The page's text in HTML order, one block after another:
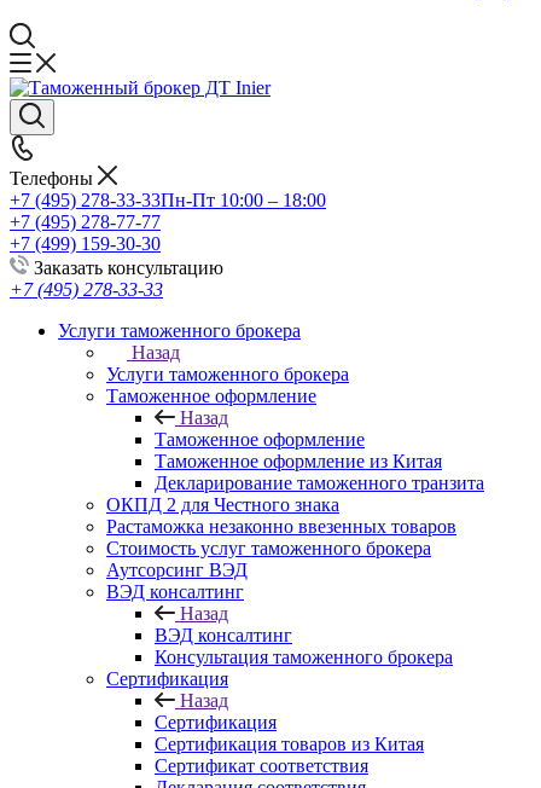
Телефоны
+7 (495) 278-33-33Пн-Пт 10:00 – 18:00
+7 (495) 278-77-77
+7 (499) 159-30-30
Заказать консультацию
+7 (495) 278-33-33
Услуги таможенного брокера
Назад
Услуги таможенного брокера
Таможенное оформление
Назад
Таможенное оформление
Таможенное оформление из Китая
Декларирование таможенного транзита
ОКПД 2 для Честного знака
Растаможка незаконно ввезенных товаров
Стоимость услуг таможенного брокера
Аутсорсинг ВЭД
ВЭД консалтинг
Назад
ВЭД консалтинг
Консультация таможенного брокера
Сертификация
Назад
Сертификация
Сертификация товаров из Китая
Сертификат соответствия